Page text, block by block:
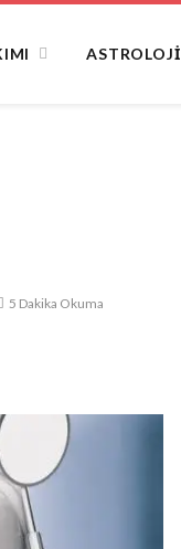
ASTROLOJI
5 Dakika Okuma